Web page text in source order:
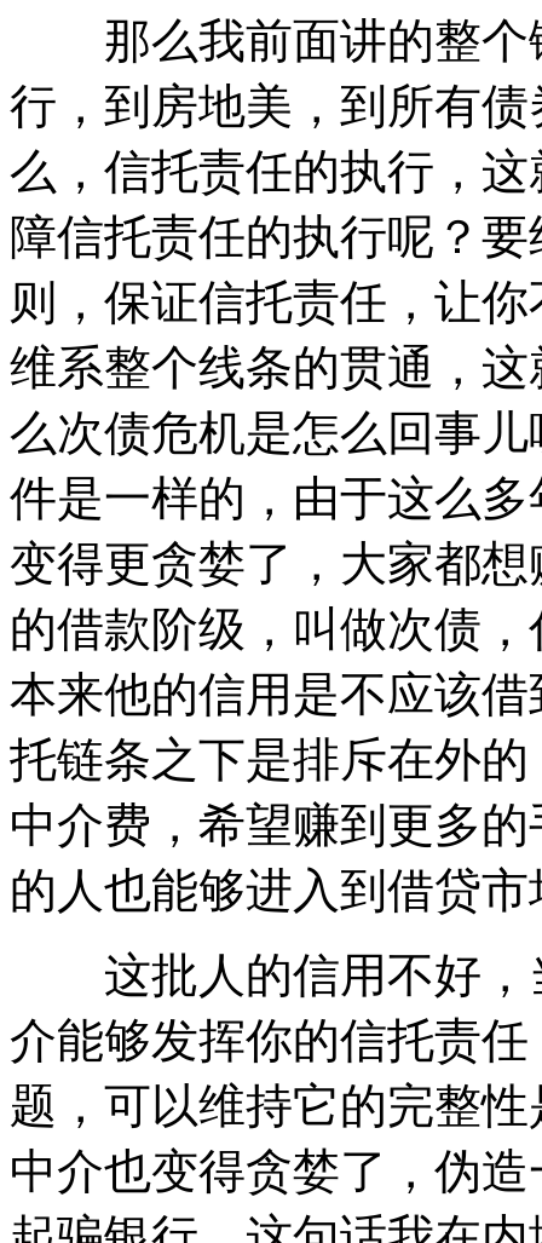
那么我前面讲的整个
行，到房地美，到所有
么，信托责任的执行，
障信托责任的执行呢？
则，保证信托责任，让
维系整个线条的贯通，
么次债危机是怎么回事
件是一样的，由于这么
变得更贪婪了，大家都
的借款阶级，叫做次债
本来他的信用是不应该
托链条之下是排斥在外
中介费，希望赚到更多
的人也能够进入到借贷
这批人的信用不好，
介能够发挥你的信托责
题，可以维持它的完整
中介也变得贪婪了，伪